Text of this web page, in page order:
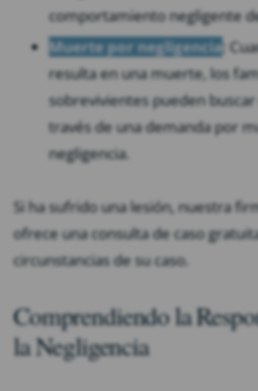
comportamiento negligente
Muerte por negligencia :
resulta en una muerte, los
sobrevivientes pueden
través de una demanda por
negligencia.
Si ha sufrido una lesión, nuestra
ofrece una consulta de caso
circunstancias de su caso.
Comprendiendo la
la Negligencia